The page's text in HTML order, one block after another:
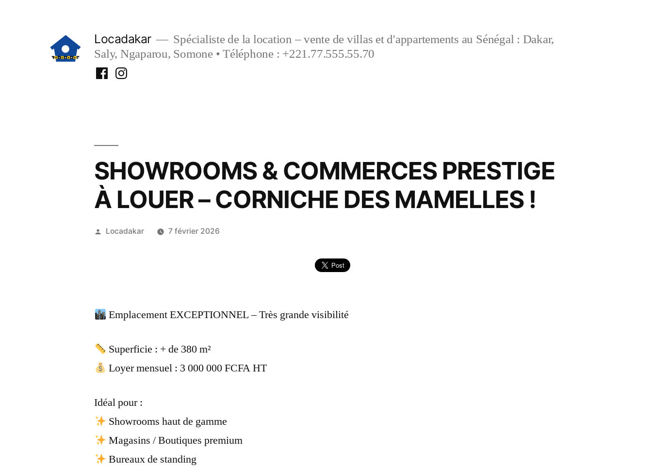
Locadakar
Spécialiste de la location – vente de villas et d'appartements au Sénégal : Dakar,
Saly, Ngaparou, Somone • Téléphone : +221.77.555.55.70
FacebookInstagram
SHOWROOMS & COMMERCES PRESTIGE
À LOUER – CORNICHE DES MAMELLES !
Publié
Locadakar 7 février 2026
Emplacement EXCEPTIONNEL – Très grande visibilité
Superficie : + de 380 m²
Loyer mensuel : 3 000 000 FCFA HT
Idéal pour :
Showrooms haut de gamme
Magasins / Boutiques premium
Bureaux de standing